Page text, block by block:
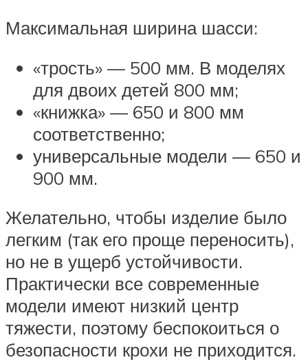
Максимальная ширина шасси:
«трость» — 500 мм. В моделях
для двоих детей 800 мм;
«книжка» — 650 и 800 мм
соответственно;
универсальные модели — 650 и
900 мм.
Желательно, чтобы изделие было
легким (так его проще переносить),
но не в ущерб устойчивости.
Практически все современные
модели имеют низкий центр
тяжести, поэтому беспокоиться о
безопасности крохи не приходится.